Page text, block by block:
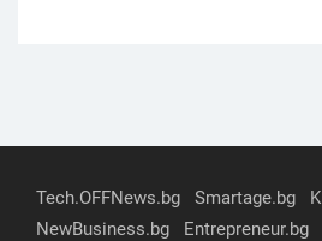
Tech.OFFNews.bg Smartage.bg
NewBusiness.bg
Entrepreneur.bg